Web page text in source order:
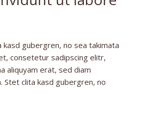
gubergren, no sea takimata
consetetur sadipscing elitr,
aliquyam erat, sed diam
clita kasd gubergren, no